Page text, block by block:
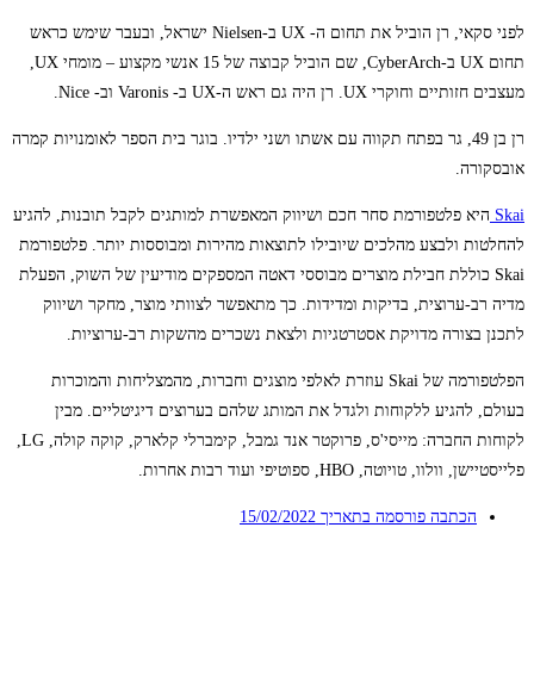
לפני סקאי, רן הוביל את תחום ה- UX ב-Nielsen ישראל, ובעבר שימש כראש
תחום UX ב-CyberArch, שם הוביל קבוצה של 15 אנשי מקצוע – מומחי UX,
מעצבים חזותיים וחוקרי UX. רן היה גם ראש ה-UX ב- Varonis וב- Nice.
רן בן 49, גר בפתח תקווה עם אשתו ושני ילדיו. בוגר בית הספר לאומנויות קמרה
אובסקורה.
Skai היא פלטפורמת סחר חכם ושיווק המאפשרת למותגים לקבל תובנות, להגיע
להחלטות ולבצע מהלכים שיובילו לתוצאות מהירות ומבוססות יותר. פלטפורמת
Skai כוללת חבילת מוצרים מבוססי דאטה המספקים מודיעין של השוק, הפעלת
מדיה רב-ערוצית, בדיקות ומדידות. כך מתאפשר לצוותי מוצר, מחקר ושיווק
לתכנן בצורה מדויקת אסטרטגיות ולצאת נשכרים מהשקות רב-ערוציות.
הפלטפורמה של Skai עוזרת לאלפי מוצגים וחברות, מהמצליחות והמוכרות
בעולם, להגיע ללקוחות ולגדל את המותג שלהם בערוצים דיגיטליים. מבין
לקוחות החברה: מייסי'ס, פרוקטר אנד גמבל, קימברלי קלארק, קוקה קולה, LG,
פלייסטיישן, וולוו, טויוטה, HBO, ספוטיפי ועוד רבות אחרות.
הכתבה פורסמה בתאריך 15/02/2022